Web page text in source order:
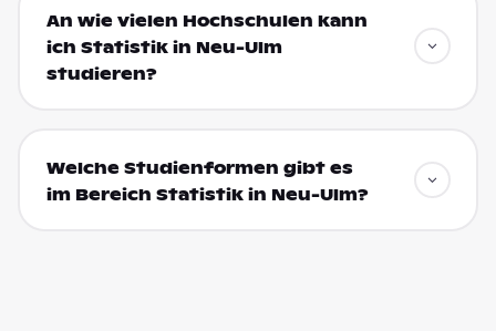
An wie vielen Hochschulen kann
ich Statistik in Neu-Ulm
studieren?
Welche Studienformen gibt es
im Bereich Statistik in Neu-Ulm?